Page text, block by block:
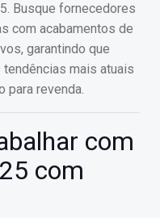
Busque fornecedores
com acabamentos de
garantindo que
mais atuais
para revenda.
com
com